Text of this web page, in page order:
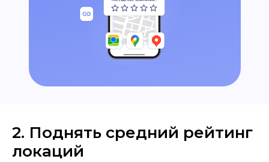
2. Поднять средний рейтинг
локаций